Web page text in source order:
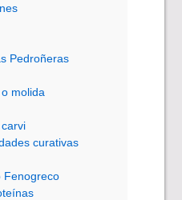
Pedroñeras
molida
curativas
Fenogreco